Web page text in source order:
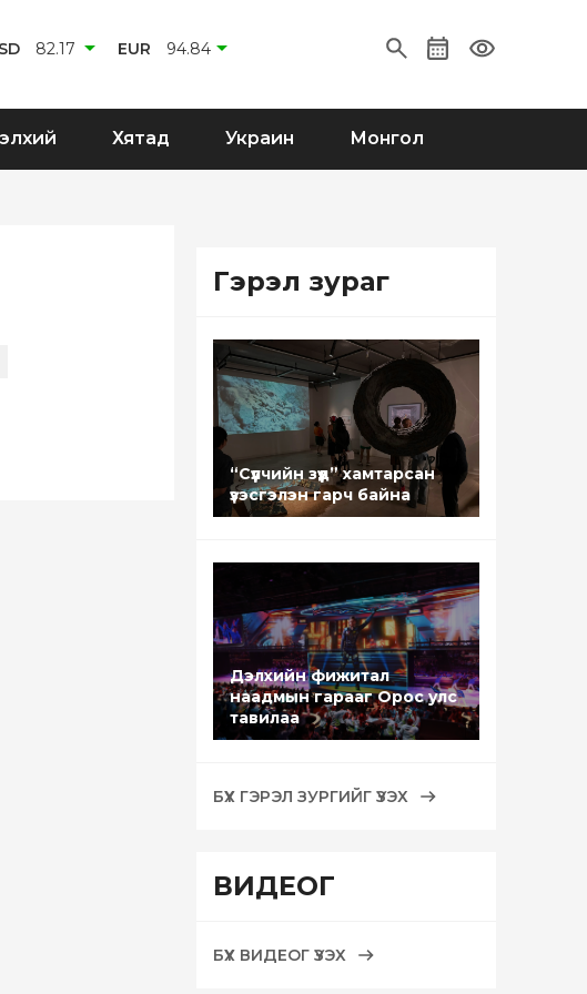
82.17 EUR 94.84
Хятад Украин Монгол
Гэрэл зураг
“Сүүлчийн зүүд” хамтарсан
үзэсгэлэн гарч байна
Дэлхийн фижитал
наадмын гарааг Орос улс
тавилаа
БҮХ ГЭРЭЛ ЗУРГИЙГ ҮЗЭХ
ВИДЕОГ
БҮХ ВИДЕОГ ҮЗЭХ